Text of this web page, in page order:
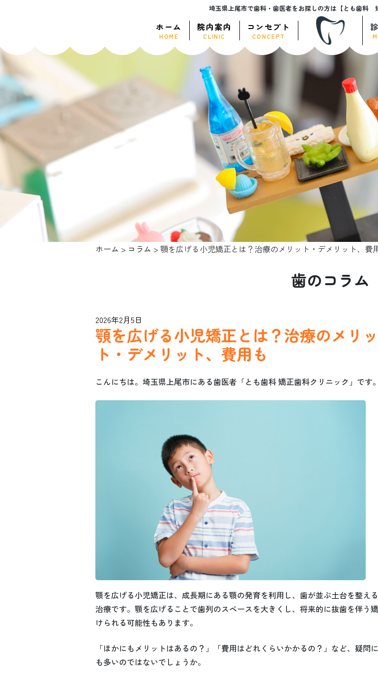
埼玉県上尾市で歯科・歯医者をお探しの方は【とも歯科
ホーム
HOME
院内案内
CLINIC
コンセプト
CONCEPT
ホーム > コラム > 顎を広げる小児矯正とは？治療のメリット・デメリット、費
歯のコラム
2026年2月5日
顎を広げる小児矯正とは？治療のメリッ
ト・デメリット、費用も
こんにちは。埼玉県上尾市にある歯医者「とも歯科 矯正歯科クリニック」です。
顎を広げる小児矯正は、成長期にある顎の発育を利用し、歯が並ぶ土台を整え
治療です。顎を広げることで歯列のスペースを大きくし、将来的に抜歯を伴う
けられる可能性もあります。
「ほかにもメリットはあるの？」「費用はどれくらいかかるの？」など、疑問
も多いのではないでしょうか。